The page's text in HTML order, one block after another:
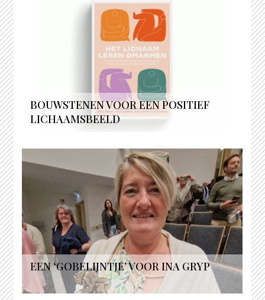
BOUWSTENEN VOOR EEN POSITIEF
LICHAAMSBEELD
EEN ‘GOBELIJNTJE’ VOOR INA GRYP